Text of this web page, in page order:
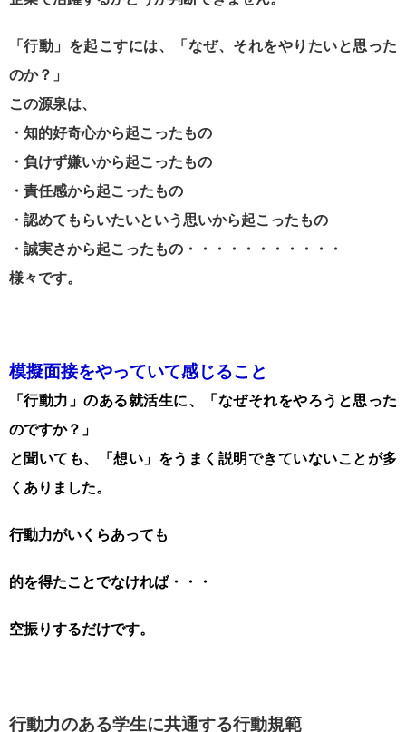
「行動」を起こすには、「なぜ、それをやりたいと思った
のか？」
この源泉は、
・知的好奇心から起こったもの
・負けず嫌いから起こったもの
・責任感から起こったもの
・認めてもらいたいという思いから起こったもの
・誠実さから起こったもの・・・・・・・・・・・
様々です。
模擬面接をやっていて感じること
「行動力」のある就活生に、「なぜそれをやろうと思った
のですか？」
と聞いても、「想い」をうまく説明できていないことが多
くありました。
行動力がいくらあっても
的を得たことでなければ・・・
空振りするだけです。
行動力のある学生に共通する行動規範